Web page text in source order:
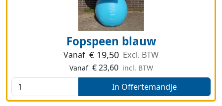
Fopspeen blauw
Vanaf € 19,50 Excl. BTW
Vanaf € 23,60 incl. BTW
In Offertemandje